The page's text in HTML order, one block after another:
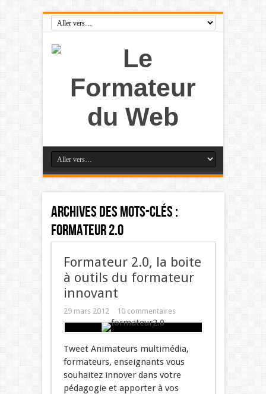
Archives des mots-clés :
formateur 2.0
Formateur 2.0, la boite
à outils du formateur
innovant
29 mars 2012 10 commentaires
Tweet Animateurs multimédia,
formateurs, enseignants vous
souhaitez innover dans votre
pédagogie et apporter à vos